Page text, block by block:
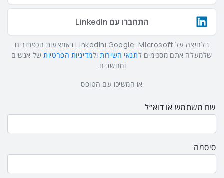
התחברו עם LinkedIn
בלחיצה על Google, Microsoft וLinkedIn באמצעות הכפתורים
שלמעלה אתם מסכימים לתנאי השירותולמדיניות הפרטיותשל אנשים
ומחשבים.
או המשיכו עם הטופס
שם משתמש או דוא״ל
סיסמה